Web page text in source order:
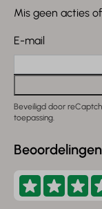
Mis geen acties
E-mail
Beveiligd door
toepassing.
Beoordelingen